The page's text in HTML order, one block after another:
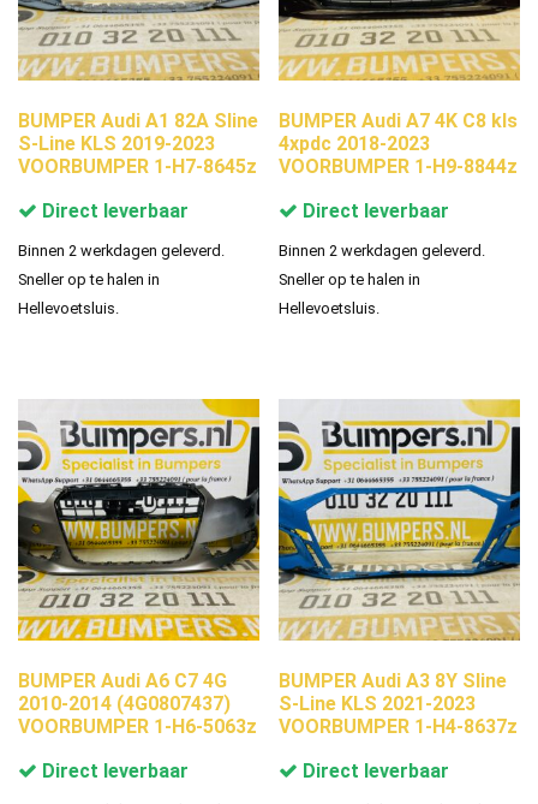
BUMPER Audi A1 82A Sline
S-Line KLS 2019-2023
VOORBUMPER 1-H7-8645z
Direct leverbaar
Binnen 2 werkdagen geleverd.
Sneller op te halen in
Hellevoetsluis.
BUMPER Audi A7 4K C8 kls
4xpdc 2018-2023
VOORBUMPER 1-H9-8844z
Direct leverbaar
Binnen 2 werkdagen geleverd.
Sneller op te halen in
Hellevoetsluis.
BUMPER Audi A6 C7 4G
2010-2014 (4G0807437)
VOORBUMPER 1-H6-5063z
Direct leverbaar
BUMPER Audi A3 8Y Sline
S-Line KLS 2021-2023
VOORBUMPER 1-H4-8637z
Direct leverbaar